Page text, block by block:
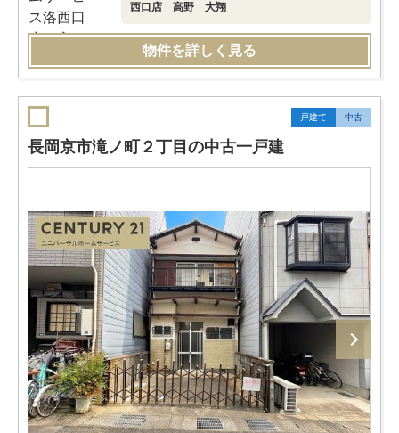
西口店 高野 大翔
物件を詳しく見る
戸建て 中古
長岡京市滝ノ町２丁目の中古一戸建